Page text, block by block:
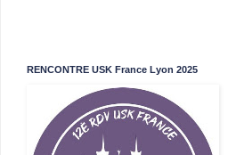
RENCONTRE USK France Lyon 2025